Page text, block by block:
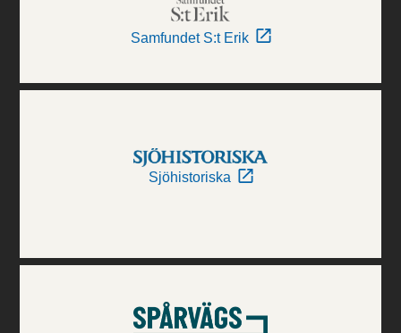
Samfundet S:t Erik
Sjöhistoriska